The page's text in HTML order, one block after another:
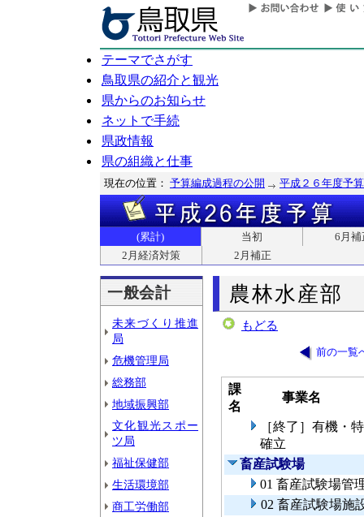
テーマでさがす
鳥取県の紹介と観光
県からのお知らせ
ネットで手続
県政情報
県の組織と仕事
現在の位置： 予算編成過程の公開 平成２６年度予算
(累計) 当初
6月補
2月経済対策
2月補正
一般会計
未来づくり推進
局
危機管理局
総務部
地域振興部
文化観光スポー
ツ局
福祉保健部
生活環境部
商工労働部
農林水産部
もどる
前の一覧
課
名
事業名
［終了］有機・
確立
畜産試験場
01 畜産試験場管
02 畜産試験場施